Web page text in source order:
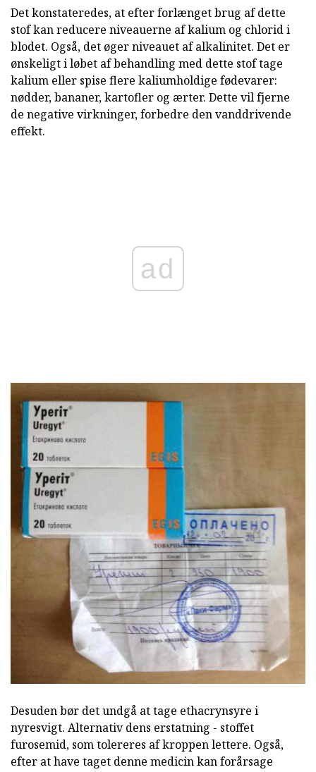
Det konstateredes, at efter forlænget brug af dette
stof kan reducere niveauerne af kalium og chlorid i
blodet. Også, det øger niveauet af alkalinitet. Det er
ønskeligt i løbet af behandling med dette stof tage
kalium eller spise flere kaliumholdige fødevarer:
nødder, bananer, kartofler og ærter. Dette vil fjerne
de negative virkninger, forbedre den vanddrivende
effekt.
ad
Desuden bør det undgå at tage ethacrynsyre i
nyresvigt. Alternativ dens erstatning - stoffet
furosemid, som tolereres af kroppen lettere. Også,
efter at have taget denne medicin kan forårsage